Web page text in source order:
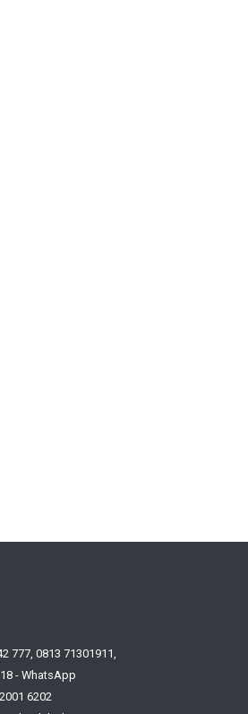
777, 0813 71301911,
- WhatsApp
6202